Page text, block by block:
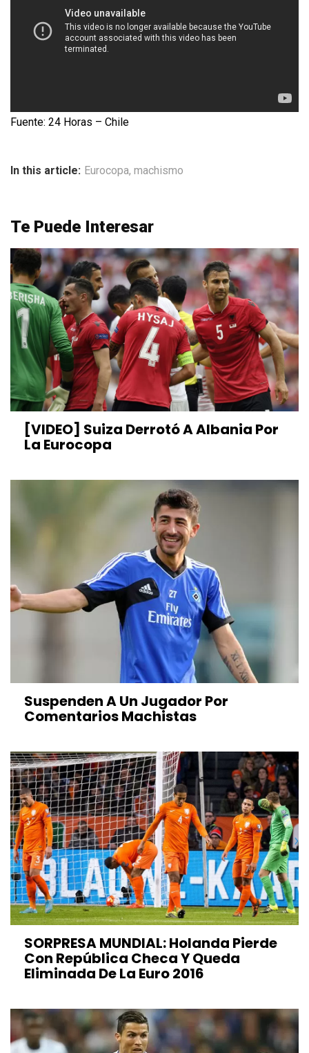
Fuente: 24 Horas – Chile
In this article: Eurocopa, machismo
Te Puede Interesar
[VIDEO] Suiza Derrotó A Albania Por
La Eurocopa
Suspenden A Un Jugador Por
Comentarios Machistas
SORPRESA MUNDIAL: Holanda Pierde
Con República Checa Y Queda
Eliminada De La Euro 2016